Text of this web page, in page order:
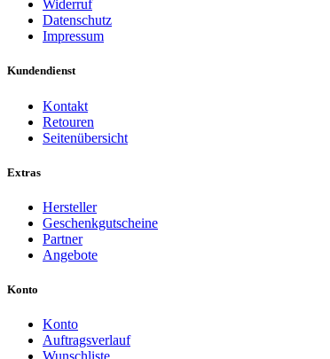
Widerruf
Datenschutz
Impressum
Kundendienst
Kontakt
Retouren
Seitenübersicht
Extras
Hersteller
Geschenkgutscheine
Partner
Angebote
Konto
Konto
Auftragsverlauf